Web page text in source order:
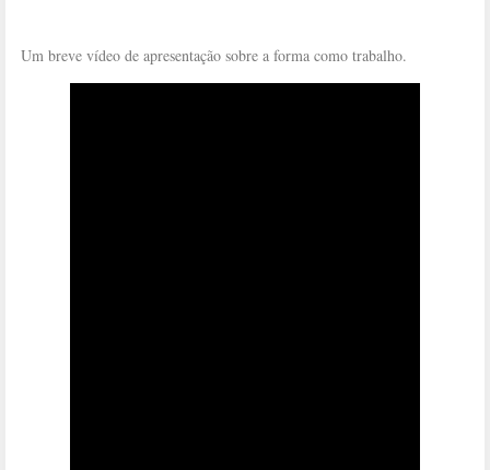
Um breve vídeo de apresentação sobre a forma como trabalho.